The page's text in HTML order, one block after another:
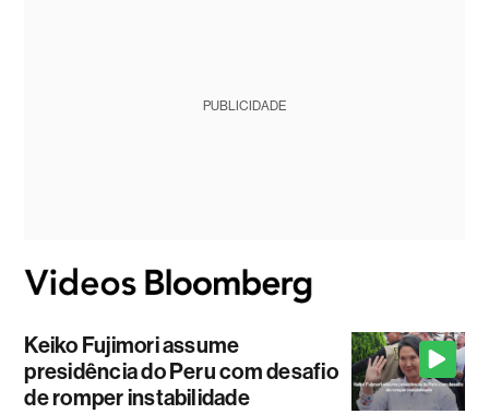
PUBLICIDADE
Keiko Fujimori assume
presidência do Peru com desafio
de romper instabilidade